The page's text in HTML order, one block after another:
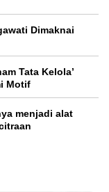
Dimaknai
Tata Kelola’
Motif
menjadi alat